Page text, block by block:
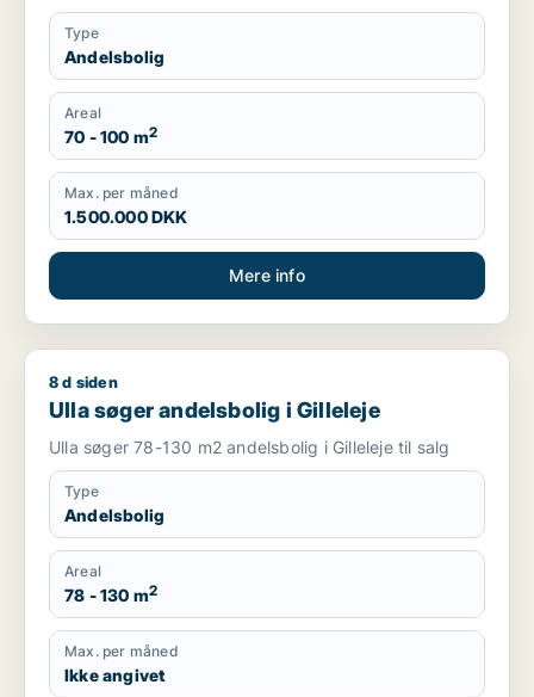
Type
Andelsbolig
Areal
70 - 100 m2
Max. per måned
1.500.000 DKK
Mere info
Ulla søger andelsbolig i Gilleleje
8 d siden
Ulla søger andelsbolig i Gilleleje
Ulla søger 78-130 m2 andelsbolig i Gilleleje til salg
Type
Andelsbolig
Areal
78 - 130 m2
Max. per måned
Ikke angivet